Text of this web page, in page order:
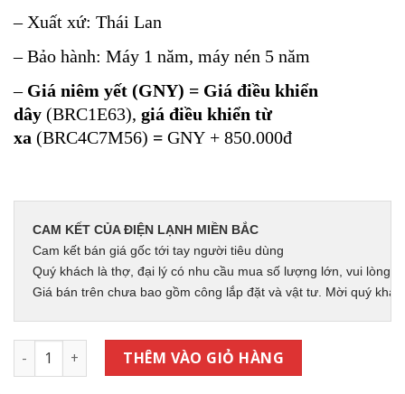
– Xuất xứ: Thái Lan
– Bảo hành: Máy 1 năm, máy nén 5 năm
– Giá niêm yết (GNY) = Giá điều khiển
dây (BRC1E63), giá điều khiển từ
xa (BRC4C7M56) = GNY + 850.000đ
CAM KẾT CỦA ĐIỆN LẠNH MIỀN BẮC
Cam kết bán giá gốc tới tay người tiêu dùng
Quý khách là thợ, đại lý có nhu cầu mua số lượng lớn, vui lòng
Giá bán trên chưa bao gồm công lắp đặt và vật tư. Mời quý
FHA71CVMV/RZF71CYM ĐIỀU HÒA ÁP TRẦN DAIKIN
THÊM VÀO GIỎ HÀNG